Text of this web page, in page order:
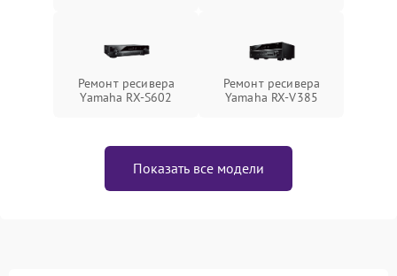
Ремонт ресивера
Yamaha RX-S602
Ремонт ресивера
Yamaha RX-V385
Показать все модели